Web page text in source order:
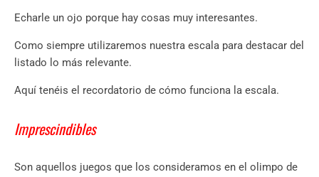
Echarle un ojo porque hay cosas muy interesantes.
Como siempre utilizaremos nuestra escala para destacar del
listado lo más relevante.
Aquí tenéis el recordatorio de cómo funciona la escala.
Imprescindibles
Son aquellos juegos que los consideramos en el olimpo de